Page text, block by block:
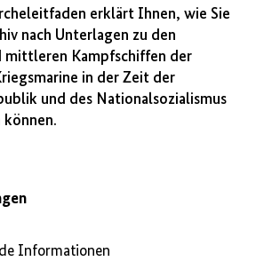
erklärt Ihnen, wie Sie
nach Unterlagen zu den
mittleren Kampfschiffen der
in der Zeit der
und des Nationalsozialismus
können.
Informationen